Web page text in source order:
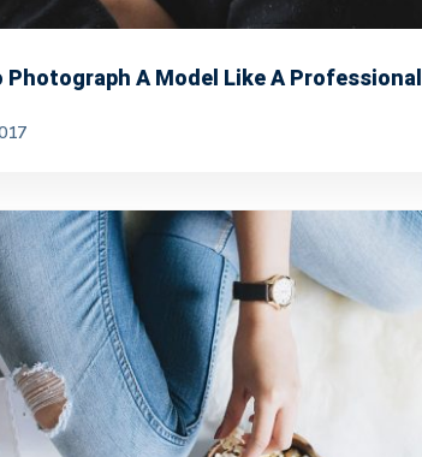
Photograph A Model Like A Professional